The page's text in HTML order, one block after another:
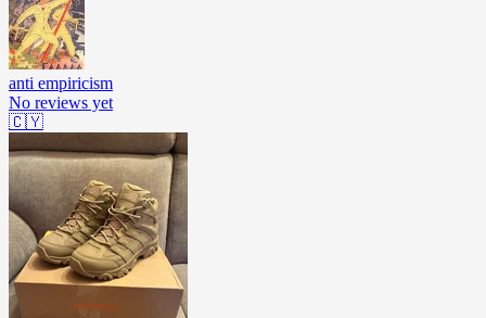
anti empiricism
No reviews yet
🇨🇾